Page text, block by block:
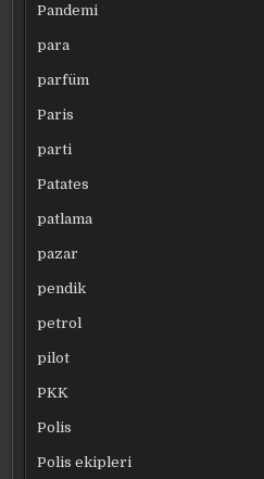
Pandemi
para
parfüm
Paris
parti
Patates
patlama
pazar
pendik
petrol
pilot
PKK
Polis
Polis ekipleri